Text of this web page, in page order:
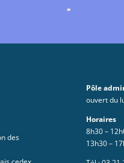
des
Pôle
ouvert du
Horaires
8h30 –
13h30 –